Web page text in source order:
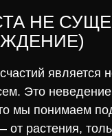
НЕ
является
Это
мы понимаем
от растения,